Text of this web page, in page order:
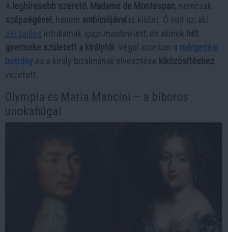
A leghíresebb szerető, Madame de Montespan, nemcsak
szépségével , hanem ambíciójával is kitűnt. Ő volt az, aki
Versailles intrikáinak igazi mesterelett, és akinek hét
gyermeke született a királytól
. Végül azonban a mérgezési
botrány és a király bizalmának elvesztése kiközösítéshez
vezetett.
Olympia és Maria Mancini – a bíboros
unokahúgai